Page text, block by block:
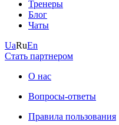
Тренеры
Блог
Чаты
UaRuEn
Стать партнером
О нас
Вопросы-ответы
Правила пользования